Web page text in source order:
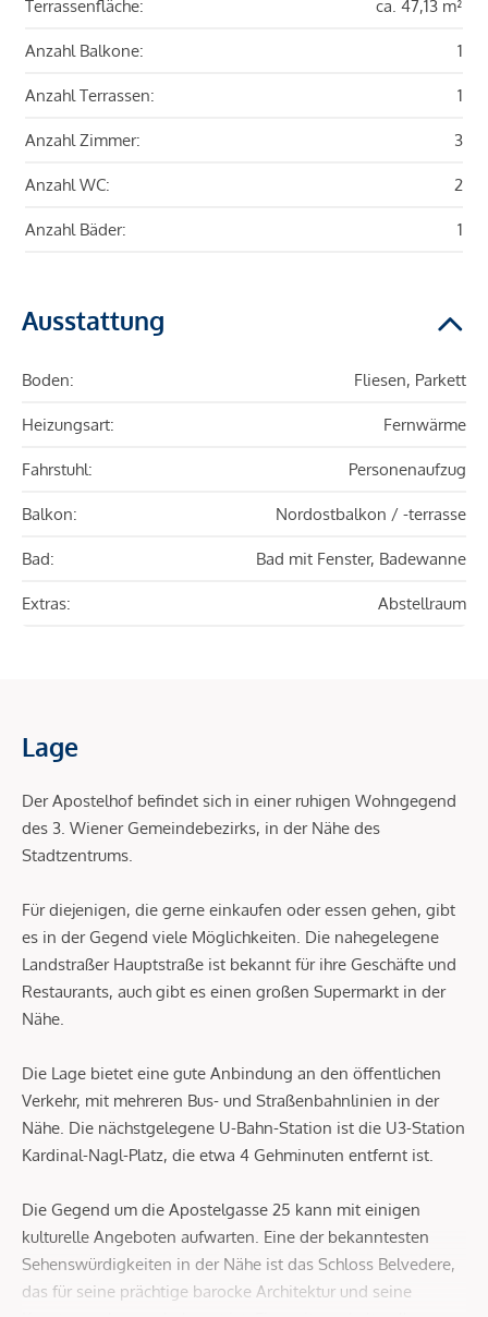
Terrassenfläche: ca. 47,13 m²
Anzahl Balkone: 1
Anzahl Terrassen: 1
Anzahl Zimmer: 3
Anzahl WC: 2
Anzahl Bäder: 1
Ausstattung
Boden: Fliesen, Parkett
Heizungsart: Fernwärme
Fahrstuhl: Personenaufzug
Balkon: Nordostbalkon / -terrasse
Bad: Bad mit Fenster, Badewanne
Extras: Abstellraum
Lage
Der Apostelhof befindet sich in einer ruhigen Wohngegend
des 3. Wiener Gemeindebezirks, in der Nähe des
Stadtzentrums.
Für diejenigen, die gerne einkaufen oder essen gehen, gibt
es in der Gegend viele Möglichkeiten. Die nahegelegene
Landstraßer Hauptstraße ist bekannt für ihre Geschäfte und
Restaurants, auch gibt es einen großen Supermarkt in der
Nähe.
Die Lage bietet eine gute Anbindung an den öffentlichen
Verkehr, mit mehreren Bus- und Straßenbahnlinien in der
Nähe. Die nächstgelegene U-Bahn-Station ist die U3-Station
Kardinal-Nagl-Platz, die etwa 4 Gehminuten entfernt ist.
Die Gegend um die Apostelgasse 25 kann mit einigen
kulturelle Angeboten aufwarten. Eine der bekanntesten
Sehenswürdigkeiten in der Nähe ist das Schloss Belvedere,
das für seine prächtige barocke Architektur und seine